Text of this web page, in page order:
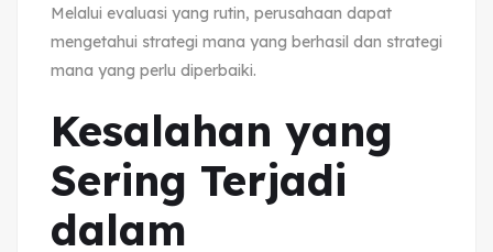
Melalui evaluasi yang rutin, perusahaan dapat
mengetahui strategi mana yang berhasil dan strategi
mana yang perlu diperbaiki.
Kesalahan yang
Sering Terjadi
dalam